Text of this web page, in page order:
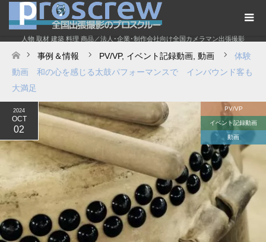
人物 取材 建築 料理 商品／法人･企業･制作会社向け全国カメラマン出張撮影
ホーム
事例＆情報 PV/VP, イベント記録動画 動画
体験
動画 和の心を感じる太鼓パフォーマンスで インバウンド客も
大満足
2024
OCT
02
PV/VP
イベント記録動画
動画